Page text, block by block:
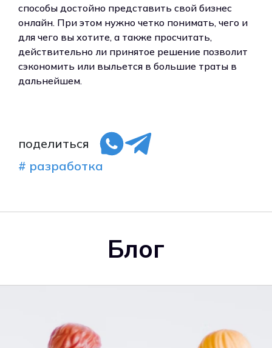
способы достойно представить свой бизнес
онлайн. При этом нужно четко понимать, чего и
для чего вы хотите, а также просчитать,
действительно ли принятое решение позволит
сэкономить или выльется в большие траты в
дальнейшем.
поделиться
# разработка
Блог